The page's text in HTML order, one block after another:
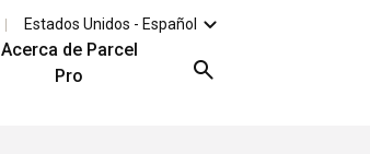
Estados Unidos - Español
Acerca de Parcel
Pro